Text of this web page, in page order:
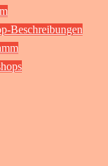
Beschreibungen